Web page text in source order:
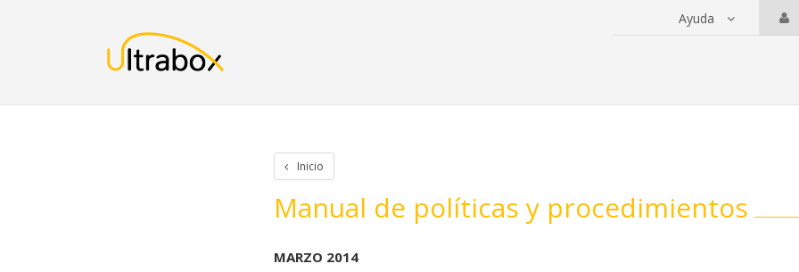
Iniciar Sesion Crear cuenta
Ayuda
Inicio
Manual de políticas y procedimientos
MARZO 2014